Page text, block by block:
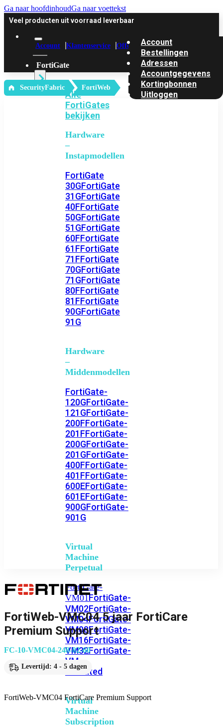
Ga naar hoofdinhoudGa naar voettekst
Veel producten uit voorraad leverbaar
Account Klantenservice Offerte
FortiGate
Alle
FortiGates
bekijken
Hardware
–
Instapmodellen
FortiGate
30GFortiGate
31GFortiGate
40FFortiGate
50GFortiGate
51GFortiGate
60FFortiGate
61FFortiGate
71FFortiGate
70GFortiGate
71GFortiGate
80FFortiGate
81FFortiGate
90GFortiGate
91G
Hardware
–
Middenmodellen
FortiGate-
120GFortiGate-
121GFortiGate-
200FFortiGate-
201FFortiGate-
200GFortiGate-
201GFortiGate-
400FFortiGate-
401FFortiGate-
600EFortiGate-
601EFortiGate-
900GFortiGate-
901G
Virtual
Machine
Perpetual
FortiGate-
VM01FortiGate-
VM02FortiGate-
VM04FortiGate-
VM08FortiGate-
VM16FortiGate-
VM32FortiGate-
VM
Unlimited
Virtual
Machine
Subscription
Account
Bestellingen
Adressen
Accountgegevens
Kortingbonnen
Uitloggen
‎ SecurityFabric FortiWeb
FortiWeb-VMC04 5 jaar FortiCare
Premium Support
FC-10-VMC04-248-02-60
Levertijd: 4 - 5 dagen
FortiWeb-VMC04 FortiCare Premium Support